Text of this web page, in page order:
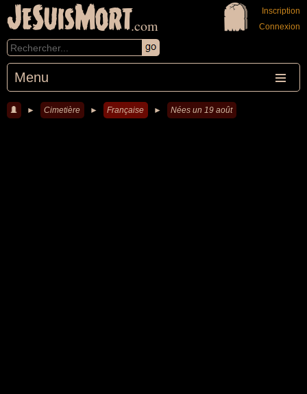
JeSuisMort.com
Menu
Inscription
Connexion
► Cimetière ► Française ► Nées un 19 août